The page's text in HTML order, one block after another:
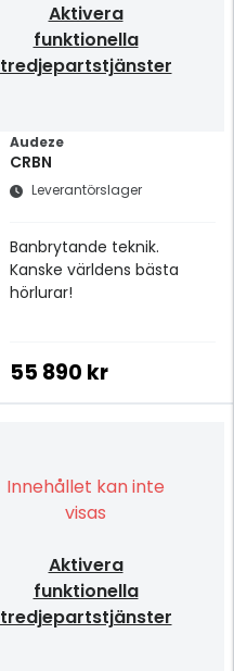
Aktivera
funktionella
tredjepartstjänster
Audeze
CRBN
Leverantörslager
Banbrytande teknik.
Kanske världens bästa
hörlurar!
55 890 kr
Innehållet kan inte
visas
Aktivera
funktionella
tredjepartstjänster